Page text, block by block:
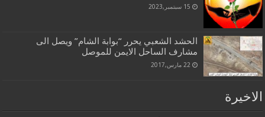
15 سبتمبر,2023
الحشد الشعبي يحرر “بوابة الشام” ويصل الى
مشارف الساحل الايمن للموصل
22 مارس,2017
الاخيرة